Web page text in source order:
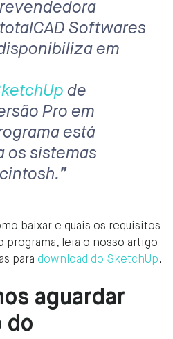
revendedora
Softwares
em
de
Pro em
está
os sistemas
baixar e quais os requisitos
programa, leia o nosso artigo
para download do SketchUp.
aguardar
do